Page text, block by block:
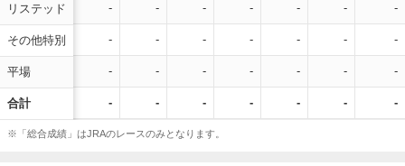
リステッド
その他特別
平場
合計
- - - - - - -
- - - - - - -
- - - - - - -
- - - - - - -
※「総合成績」はJRAのレースのみとなります。